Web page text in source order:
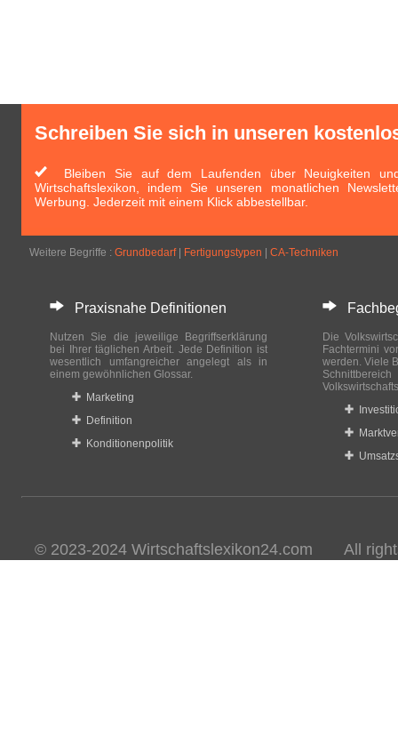
Schreiben Sie sich in unseren
Bleiben Sie auf dem Laufenden über Neuigkeiten
Wirtschaftslexikon, indem Sie unseren monatlichen
Werbung. Jederzeit mit einem Klick abbestellbar.
Weitere Begriffe : Grundbedarf| Fertigungstypen CA-Techniken
Praxisnahe Definitionen
Nutzen Sie die jeweilige Begriffserklärung
bei Ihrer täglichen Arbeit. Jede Definition ist
wesentlich umfangreicher angelegt als in
einem gewöhnlichen Glossar.
Marketing
Definition
Konditionenpolitik
Die
Fachtermini
werden. Viele
© 2023-2024 Wirtschaftslexikon24.com All